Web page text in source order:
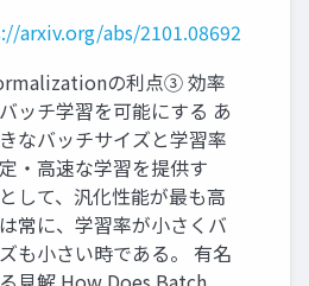
arxiv.org/abs/2101.08692
の利点③ 効率
ッチ学習を可能にする あ
なバッチサイズと学習率
・高速な学習を提供す
して、汎化性能が最も高
常に、学習率が小さくバ
も小さい時である。 有名